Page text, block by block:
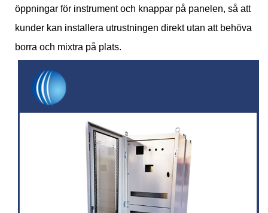
öppningar för instrument och knappar på panelen, så att
kunder kan installera utrustningen direkt utan att behöva
borra och mixtra på plats.